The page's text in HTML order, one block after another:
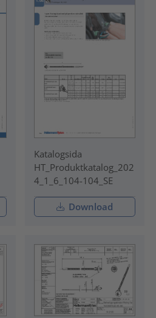
Katalogsida
HT_Produktkatalog_202
4_1_6_104-104_SE
Download